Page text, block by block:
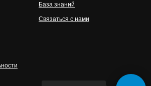
База знаний
Связаться с нами